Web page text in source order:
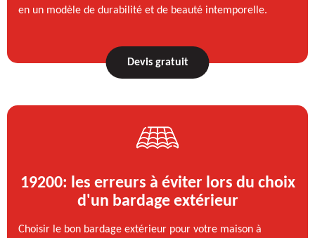
en un modèle de durabilité et de beauté intemporelle.
Devis gratuit
19200: les erreurs à éviter lors du choix
d'un bardage extérieur
Choisir le bon bardage extérieur pour votre maison à